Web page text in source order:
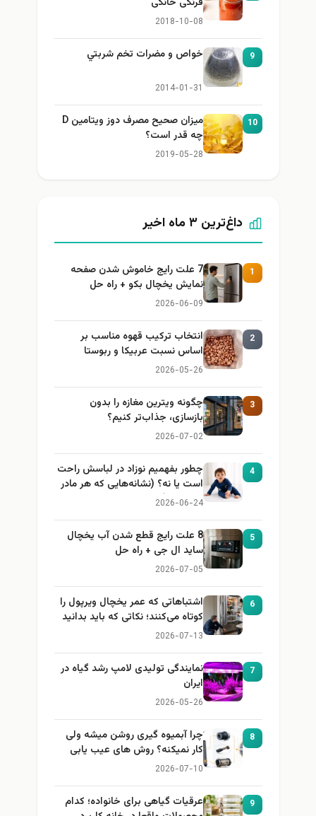
2018-10-08
9 خواص و مضرات تخم شربتي
2014-01-31
10
میزان صحیح مصرف دوز ویتامین D
چه قدر است؟
2019-05-28
داغ‌ترین ۳ ماه اخیر
1
7 علت رایج خاموش شدن صفحه
نمایش یخچال بکو + راه حل
2026-06-09
2
انتخاب ترکیب قهوه مناسب بر
اساس نسبت عربیکا و ربوستا
2026-05-26
3
چگونه ویترین مغازه را بدون
بازسازی، جذاب‌تر کنیم؟
2026-07-02
4
چطور بفهمیم نوزاد در لباسش راحت
است یا نه؟ (نشانه‌هایی که هر مادر
باید بداند)
2026-06-24
5
8 علت رایج قطع شدن آب یخچال
ساید ال جی + راه حل
2026-07-05
6
اشتباهاتی که عمر یخچال ویرپول را
کوتاه می‌کنند؛ نکاتی که باید بدانید
2026-07-13
7
نمایندگی تولیدی لامپ رشد گیاه در
ایران
2026-05-26
8
چرا آبمیوه گیری روشن میشه ولی
کار نمیکنه؟ روش های عیب یابی
2026-07-10
9
عرقیات گیاهی برای خانواده؛ کدام